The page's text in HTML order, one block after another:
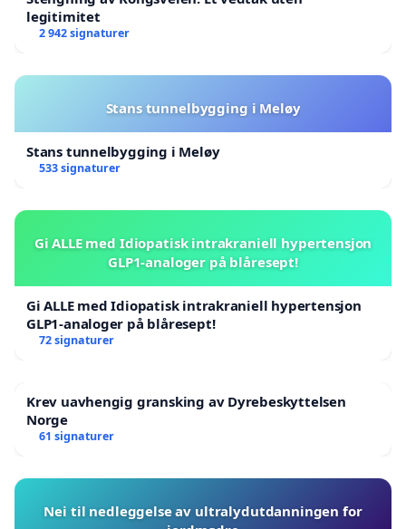
legitimitet
2 942 signaturer
Stans tunnelbygging i Meløy
Stans tunnelbygging i Meløy
533 signaturer
Gi ALLE med Idiopatisk intrakraniell hypertensjon
GLP1-analoger på blåresept!
Gi ALLE med Idiopatisk intrakraniell hypertensjon
GLP1-analoger på blåresept!
72 signaturer
Krev uavhengig gransking av Dyrebeskyttelsen
Norge
61 signaturer
Nei til nedleggelse av ultralydutdanningen for